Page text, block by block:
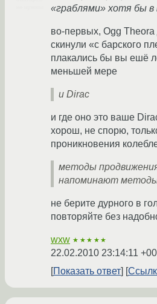
«граблями» хотя бы в
во-первых, Ogg
скинули «с барского
плакались бы вы ешё
меньшей мере
и Dirac
и где оно это ваше
хорош, не спорю,
проникновения
методы
напоминают методы
не берите дурного в
повторяйте без
wxw ★★★★★
22.02.2010 23:14:11
Показать ответ